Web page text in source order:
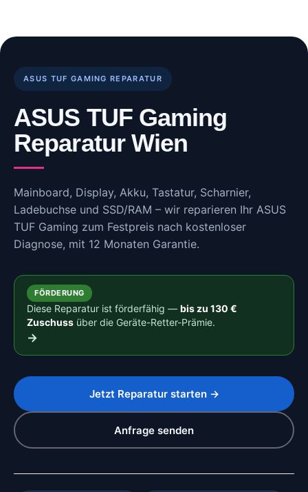
content
ASUS TUF GAMING REPARATUR
ASUS TUF Gaming
Reparatur Wien
Mainboard, Display, Akku, Tastatur, Scharnier,
Ladebuchse und SSD/RAM – wir reparieren Ihr ASUS
TUF Gaming zum Festpreis nach kostenloser
Diagnose, mit 12 Monaten Garantie.
FÖRDERUNG
Diese Reparatur ist förderfähig — bis zu 130 €
Zuschuss über die Geräte-Retter-Prämie.
→
Jetzt Reparatur starten →
Anfrage senden